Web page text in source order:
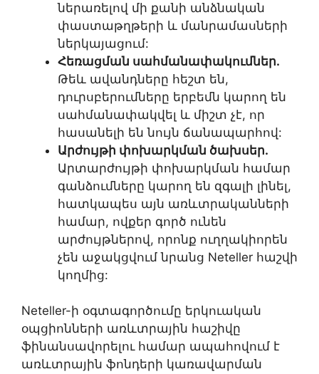
ներառելով մի քանի անձնական
փաստաթղթերի և մանրամասների
ներկայացում:
Հեռացման սահմանափակումներ.
Թեև ավանդները հեշտ են,
դուրսբերումները երբեմն կարող են
սահմանափակվել և միշտ չէ, որ
հասանելի են նույն ճանապարհով:
Արժույթի փոխարկման ծախսեր.
Արտարժույթի փոխարկման համար
գանձումները կարող են զգալի լինել,
հատկապես այն առևտրականների
համար, ովքեր գործ ունեն
արժույթներով, որոնք ուղղակիորեն
չեն աջակցվում նրանց Neteller հաշվի
կողմից:
Neteller-ի օգտագործումը երկուական
օպցիոնների առևտրային հաշիվը
ֆինանսավորելու համար ապահովում է
առևտրային ֆոնդերի կառավարման